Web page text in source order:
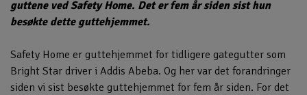
guttene ved Safety Home. Det er fem år siden sist hun
besøkte dette guttehjemmet.
Safety Home er guttehjemmet for tidligere gategutter som
Bright Star driver i Addis Abeba. Og her var det forandringer
siden vi sist besøkte guttehjemmet for fem år siden. For det